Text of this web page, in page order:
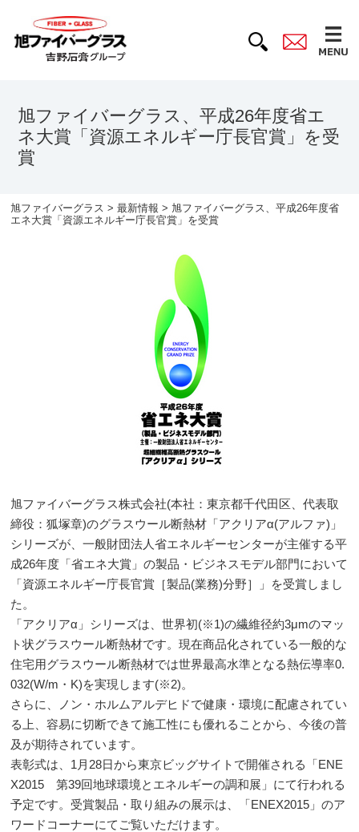
旭ファイバーグラス、平成26年度省エ
ネ大賞「資源エネルギー庁長官賞」を受
賞
旭ファイバーグラス >最新情報 > 旭ファイバーグラス、平成26年度省
エネ大賞「資源エネルギー庁長官賞」を受賞
旭ファイバーグラス株式会社(本社：東京都千代田区、代表取
締役：狐塚章)のグラスウール断熱材「アクリアα(アルファ)」
シリーズが、一般財団法人省エネルギーセンターが主催する平
成26年度「省エネ大賞」の製品・ビジネスモデル部門において
「資源エネルギー庁長官賞［製品(業務)分野］」を受賞しまし
た。
「アクリアα」シリーズは、世界初(※1)の繊維径約3μmのマッ
ト状グラスウール断熱材です。現在商品化されている一般的な
住宅用グラスウール断熱材では世界最高水準となる熱伝導率0.
032(W/m・K)を実現します(※2)。
さらに、ノン・ホルムアルデヒドで健康・環境に配慮されてい
る上、容易に切断できて施工性にも優れることから、今後の普
及が期待されています。
表彰式は、1月28日から東京ビッグサイトで開催される「ENE
X2015 第39回地球環境とエネルギーの調和展」にて行われる
予定です。受賞製品・取り組みの展示は、「ENEX2015」のア
ワードコーナーにてご覧いただけます。